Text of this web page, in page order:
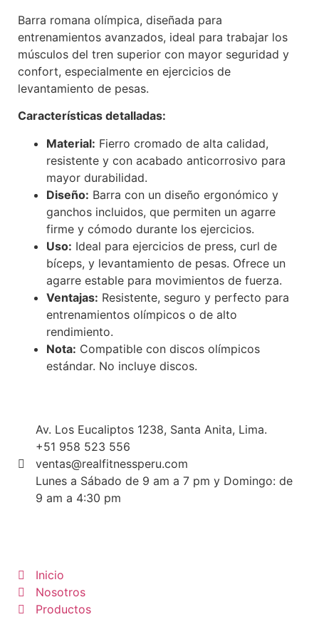
Barra romana olímpica, diseñada para
entrenamientos avanzados, ideal para trabajar los
músculos del tren superior con mayor seguridad y
confort, especialmente en ejercicios de
levantamiento de pesas.
Características detalladas:
Material: Fierro cromado de alta calidad,
resistente y con acabado anticorrosivo para
mayor durabilidad.
Diseño: Barra con un diseño ergonómico y
ganchos incluidos, que permiten un agarre
firme y cómodo durante los ejercicios.
Uso: Ideal para ejercicios de press, curl de
bíceps, y levantamiento de pesas. Ofrece un
agarre estable para movimientos de fuerza.
Ventajas: Resistente, seguro y perfecto para
entrenamientos olímpicos o de alto
rendimiento.
Nota: Compatible con discos olímpicos
estándar. No incluye discos.
Av. Los Eucaliptos 1238, Santa Anita, Lima.
+51 958 523 556
ventas@realfitnessperu.com
Lunes a Sábado de 9 am a 7 pm y Domingo: de
9 am a 4:30 pm
Inicio
Nosotros
Productos